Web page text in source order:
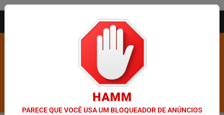
Pesquisar NotíciaHAMM
PARECE QUE VOCÊ USA UM BLOQUEADOR DE ANÚNCIOS